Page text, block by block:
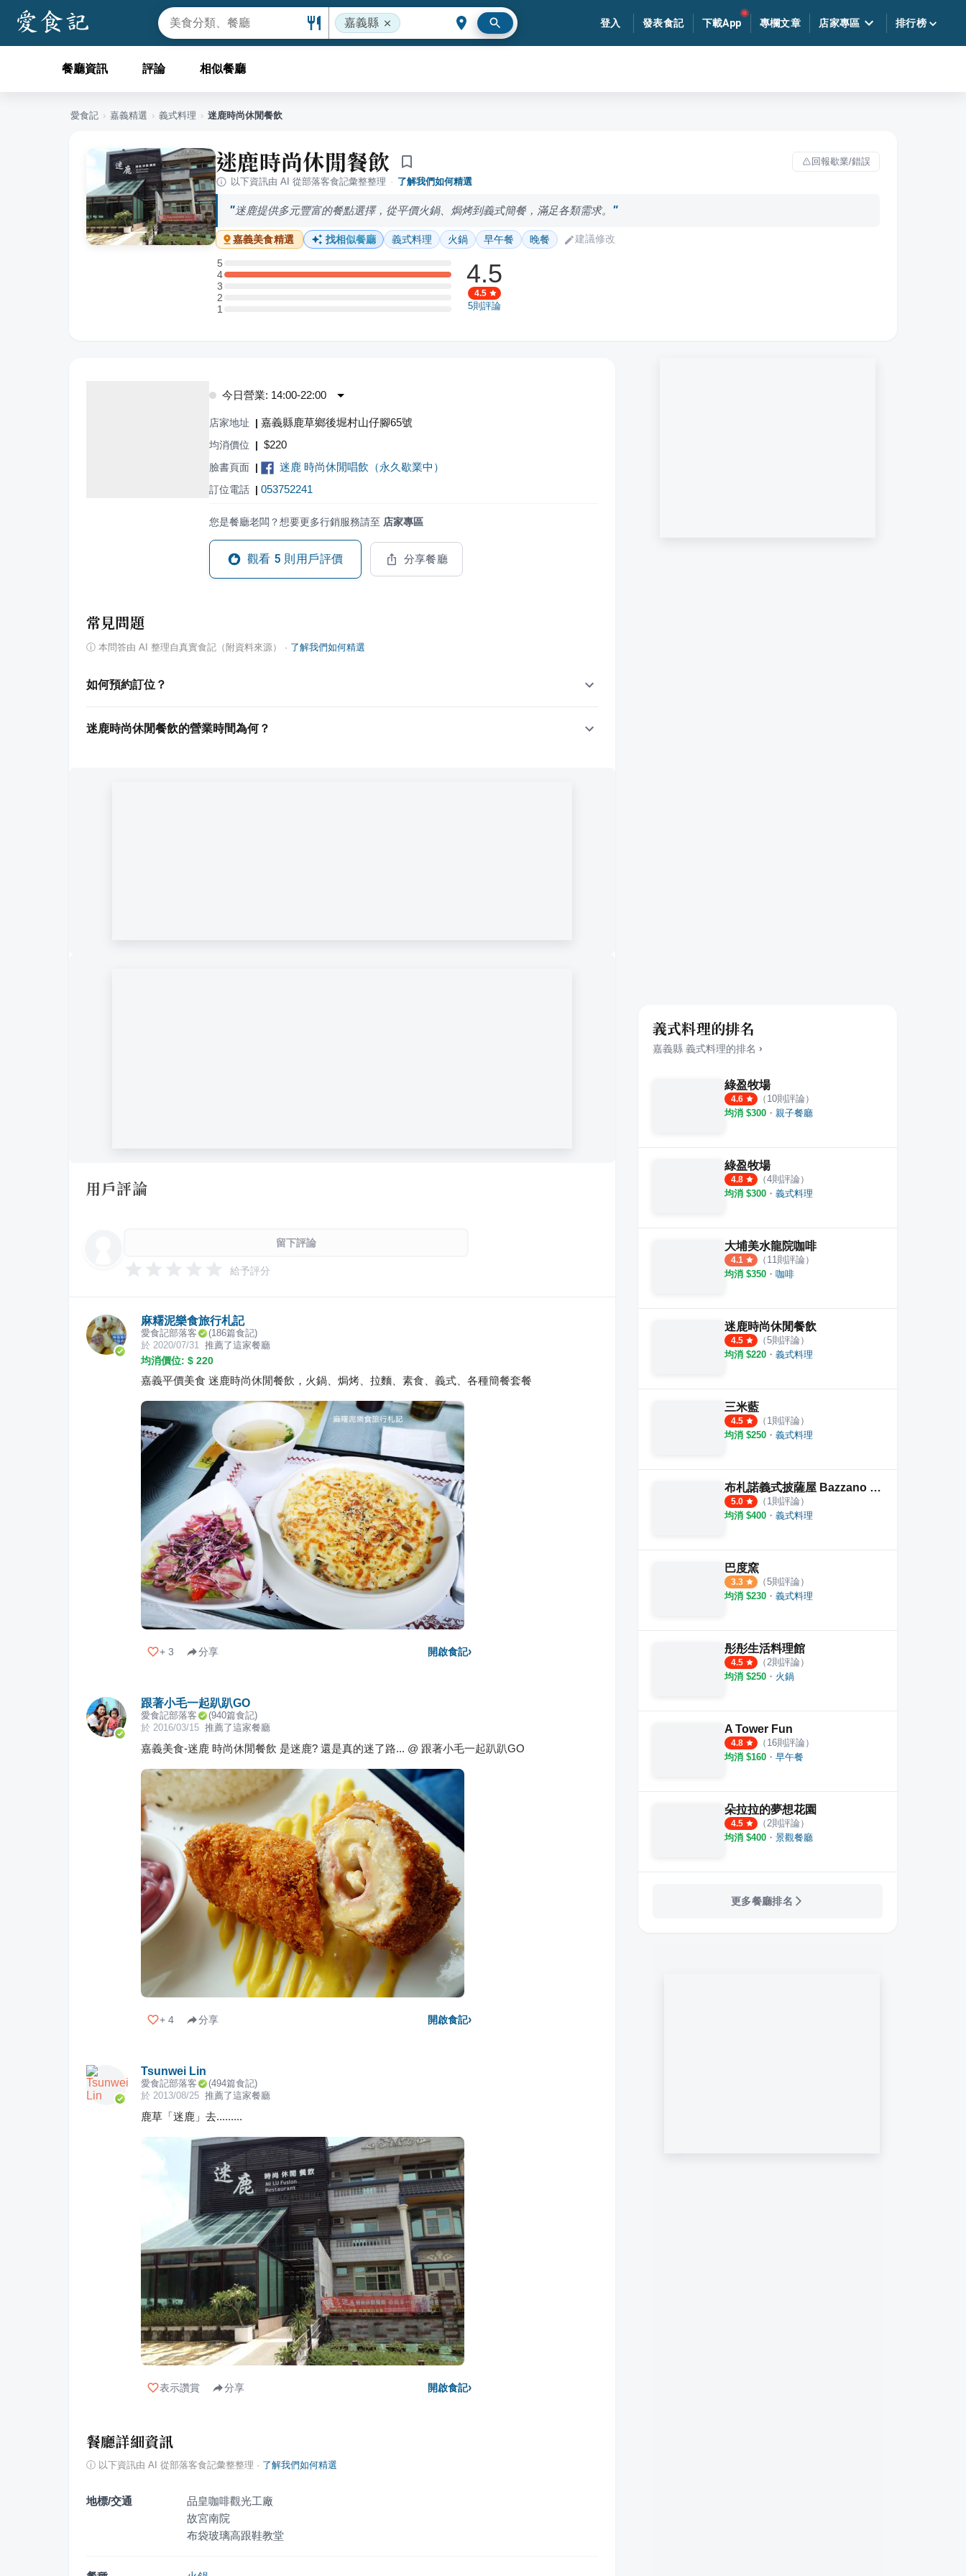
嘉義縣 登入 發表食記 下載App 專欄文章 店家專區 排行榜
餐廳資訊 評論 相似餐廳
愛食記 › 嘉義精選 › 義式料理 › 迷鹿時尚休閒餐飲
迷鹿時尚休閒餐飲
回報歇業/錯誤
以下資訊由 AI 從部落客食記彙整整理 · 了解我們如何精選
迷鹿提供多元豐富的餐點選擇，從平價火鍋、焗烤到義式簡餐，滿足各類需求。
嘉義美食精選 找相似餐廳 義式料理 火鍋 早午餐 晚餐 建議修改
5
5 星：0 則評論
4
4 星：1 則評論
3
3 星：0 則評論
2
2 星：0 則評論
11 星：0 則評論
4.5
4.5
5則評論
今日營業: 14:00-22:00
店家地址 | 嘉義縣鹿草鄉後堀村山仔腳65號
均消價位 | $220
臉書頁面 | 迷鹿 時尚休閒唱飲（永久歇業中）
訂位電話 | 053752241
您是餐廳老闆？想要更多行銷服務請至 店家專區
觀看 5 則用戶評價 分享餐廳
常見問題
ⓘ 本問答由 AI 整理自真實食記（附資料來源） · 了解我們如何精選
如何預約訂位？
迷鹿時尚休閒餐飲的營業時間為何？
用戶評論
留下評論
給予評分
麻糬泥樂食旅行札記
愛食記部落客 (186篇食記)
於 2020/07/31 推薦了這家餐廳
均消價位: $ 220
嘉義平價美食 迷鹿時尚休閒餐飲，火鍋、焗烤、拉麵、素食、義式、各種簡餐套餐
+ 3 分享 開啟食記›
跟著小毛一起趴趴GO
愛食記部落客 (940篇食記)
於 2016/03/15 推薦了這家餐廳
嘉義美食-迷鹿 時尚休閒餐飲 是迷鹿? 還是真的迷了路... @ 跟著小毛一起趴趴GO
+ 4 分享 開啟食記›
Tsunwei Lin
愛食記部落客 (494篇食記)
於 2013/08/25 推薦了這家餐廳
鹿草「迷鹿」去.........
表示讚賞 分享 開啟食記›
餐廳詳細資訊
ⓘ 以下資訊由 AI 從部落客食記彙整整理 · 了解我們如何精選
地標/交通
品皇咖啡觀光工廠
故宮南院
布袋玻璃高跟鞋教堂
義式料理的排名
嘉義縣 義式料理的排名 ›
綠盈牧場
4.6 （ 10則評論）
均消 $300 ・ 親子餐廳
綠盈牧場
4.8 （4則評論）
均消 $300 ・ 義式料理
大埔美水龍院咖啡
4.1 （ 11 則評論）
均消 $350 ・ 咖啡
迷鹿時尚休閒餐飲
4.5 （5則評論）
均消 $220 ・ 義式料理
三米藍
4.5 （ 1 則評論）
均消 $250 ・ 義式料理
布札諾義式披薩屋 Bazzano Pizzeria
5.0 （ 1 則評論）
均消 $400 ・ 義式料理
巴度窯
3.3 （5則評論）
均消 $230 ・ 義式料理
彤彤生活料理館
4.5 （ 2則評論）
均消 $250 ・ 火鍋
A Tower Fun
4.8 （ 16則評論）
均消 $160 ・ 早午餐
朵拉拉的夢想花園
4.5 （ 2則評論）
均消 $400 ・ 景觀餐廳
更多餐廳排名